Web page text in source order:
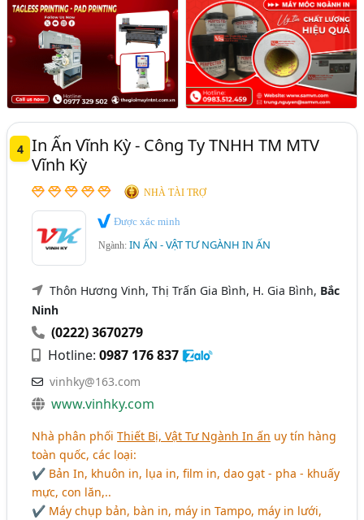
4 In Ấn Vĩnh Kỳ - Công Ty TNHH TM MTV
Vĩnh Kỳ
NHÀ TÀI TRỢ
Được xác minh
Ngành:IN ẤN - VẬT TƯ NGÀNH IN ẤN
Thôn Hương Vinh, Thị Trấn Gia Bình, H. Gia Bình, Bắc
Ninh
(0222) 3670279
Hotline:0987 176 837
vinhky@163.com
www.vinhky.com
Nhà phân phốiThiết Bị, Vật Tư Ngành In ấn uy tín hàng
toàn quốc, các loại:
✔ Bản In, khuôn in, lụa in, film in, dao gạt - pha - khuấy
mực, con lăn,..
✔ Máy chụp bản, bàn in, máy in Tampo, máy in lưới,